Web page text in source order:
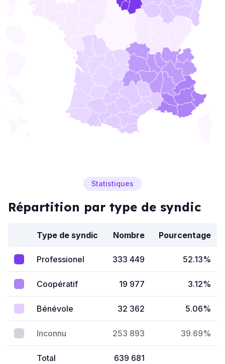
Statistiques
Répartition par type de syndic
Type de syndic Nombre Pourcentage
Professionel 333 449 52.13%
Coopératif 19 977 3.12%
Bénévole 32 362 5.06%
Inconnu 253 893 39.69%
Total 639 681